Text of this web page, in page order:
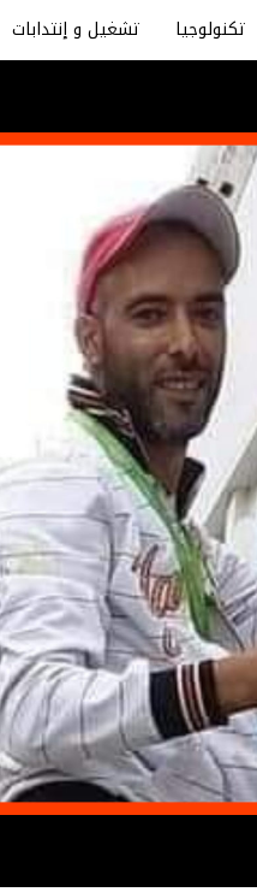
تكنولوجيا تشغيل و إنتدابات